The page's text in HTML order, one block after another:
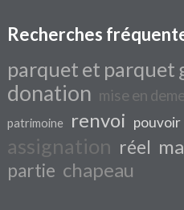
Recherches
parquet et parquet
donation mise en
patrimoine renvoi pouvoir
assignation réel
partie chapeau